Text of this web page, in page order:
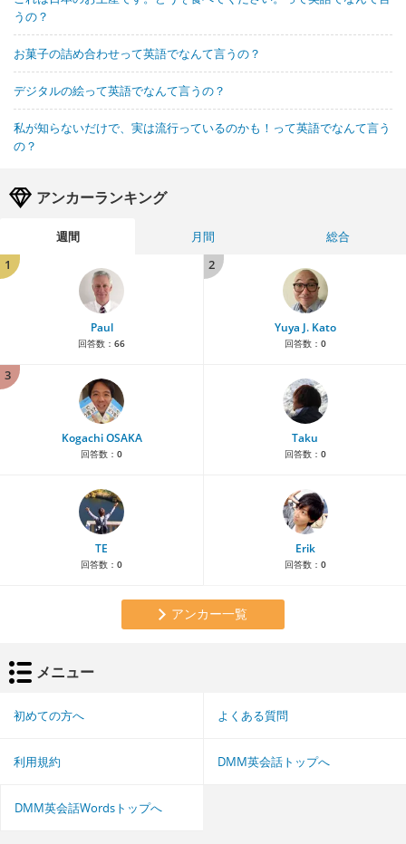
うの？
お菓子の詰め合わせって英語でなんて言うの？
デジタルの絵って英語でなんて言うの？
私が知らないだけで、実は流行っているのかも！って英語でなんて言う
の？
アンカーランキング
週間 月間
総合
1
Paul
回答数： 66
2
Yuya J. Kato
回答数： 0
3
Kogachi OSAKA
回答数： 0
Taku
回答数： 0
TE
回答数： 0
Erik
回答数： 0
アンカー一覧
メニュー
初めての方へ よくある質問
利用規約 DMM英会話トップへ
DMM英会話Wordsトップへ